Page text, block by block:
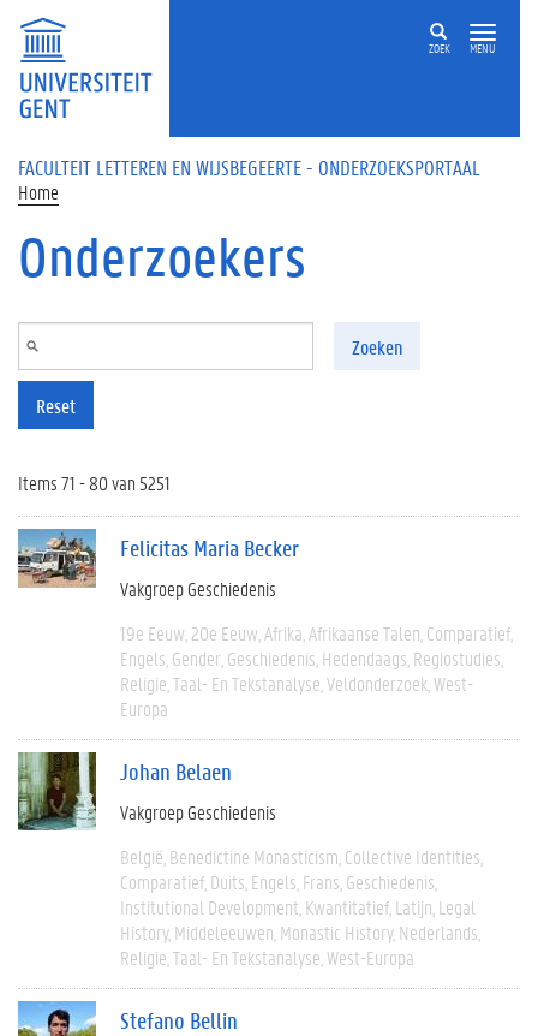
Overslaan en naar de inhoud gaan
ZOEK MENU
FACULTEIT LETTEREN EN WIJSBEGEERTE - ONDERZOEKSPORTAAL
Home
Onderzoekers
Zoeken
Reset
Items 71 - 80 van 5251
Felicitas Maria Becker
Vakgroep Geschiedenis
19e Eeuw 20e Eeuw Afrika Afrikaanse Talen Comparatief
Engels Gender Geschiedenis Hedendaags Regiostudies
Religie Taal- En Tekstanalyse Veldonderzoek West-
Europa
Johan Belaen
Vakgroep Geschiedenis
België Benedictine Monasticism Collective Identities
Comparatief Duits Engels Frans Geschiedenis
Institutional Development Kwantitatief Latijn Legal
History Middeleeuwen Monastic History Nederlands
Religie Taal- En Tekstanalyse West-Europa
Stefano Bellin